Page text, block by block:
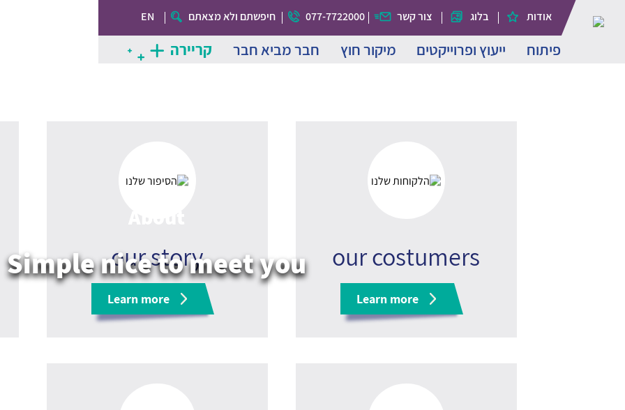
אודות בלוג צור קשר 077-7722000 חיפשתם ולא מצאתם EN
פיתוח ייעוץ ופרוייקטים מיקור חוץ חבר מביא חבר קריירה
Simple nice to meet you our costumers
Learn more
our story
Learn more